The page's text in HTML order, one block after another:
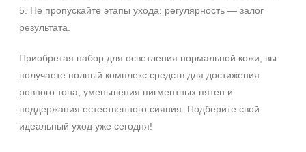
Показать еще
Вечер
День
Ежедневный
Показать еще
5. Не пропускайте этапы ухода: регулярность — залог
результата.
Приобретая набор для осветления нормальной кожи, вы
получаете полный комплекс средств для достижения
ровного тона, уменьшения пигментных пятен и
поддержания естественного сияния. Подберите свой
идеальный уход уже сегодня!